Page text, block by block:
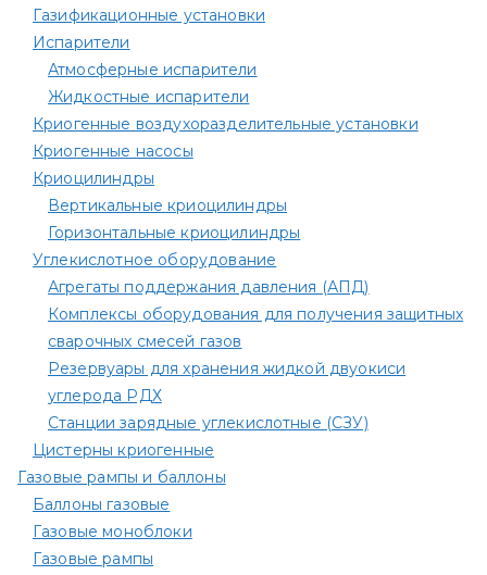
Газификационные установки
Испарители
Атмосферные испарители
Жидкостные испарители
Криогенные воздухоразделительные установки
Криогенные насосы
Криоцилиндры
Вертикальные криоцилиндры
Горизонтальные криоцилиндры
Углекислотное оборудование
Агрегаты поддержания давления (АПД)
Комплексы оборудования для получения защитных
сварочных смесей газов
Резервуары для хранения жидкой двуокиси
углерода РДХ
Станции зарядные углекислотные (СЗУ)
Цистерны криогенные
Газовые рампы и баллоны
Баллоны газовые
Газовые моноблоки
Газовые рампы